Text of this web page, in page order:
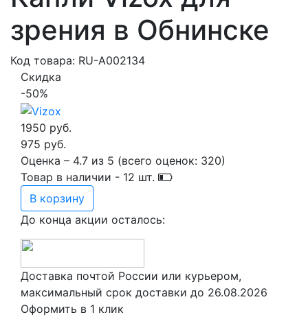
зрения в Обнинске
Код товара: RU-A002134
Скидка
-50%
1950 руб.
975 руб.
Оценка – 4.7 из 5 (всего оценок: 320)
Товар в наличии - 12 шт.
В корзину
До конца акции осталось:
Доставка почтой России или курьером,
максимальный срок доставки до 26.08.2026
Оформить в 1 клик